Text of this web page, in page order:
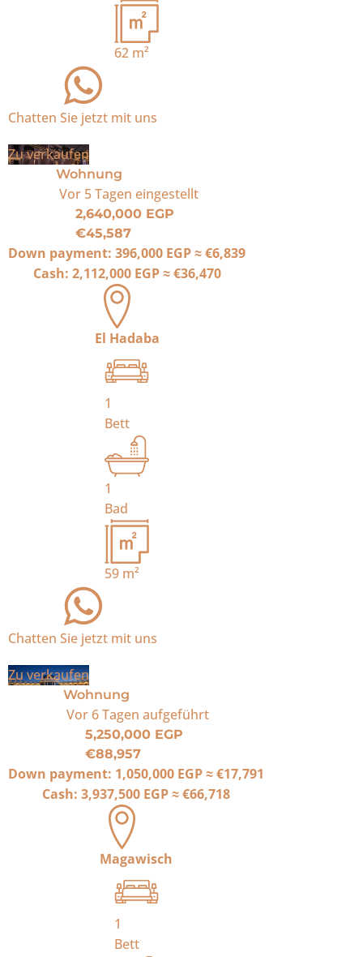
62m²
Chatten Sie jetzt mit uns
Zu verkaufen
Wohnung
Vor 5 Tagen eingestellt
2,640,000 EGP
€45,587
Down payment: 396,000 EGP≈€6,839
Cash: 2,112,000 EGP≈€36,470
El Hadaba
1
Bett
1
Bad
59 m²
Chatten Sie jetzt mit uns
Zu verkaufen
Wohnung
Vor 6 Tagen aufgeführt
5,250,000 EGP
€88,957
Down payment: 1,050,000 EGP≈€17,791
Cash: 3,937,500 EGP≈€66,718
Magawisch
1
Bett